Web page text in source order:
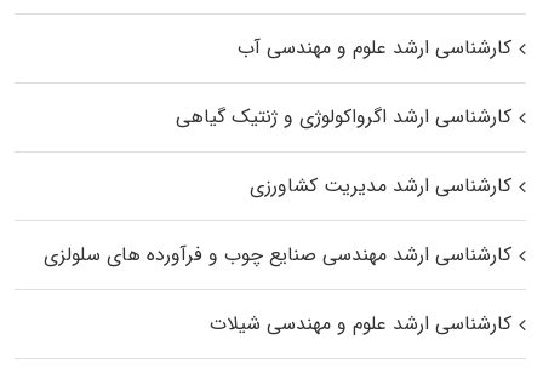
کارشناسی ارشد علوم و مهندسی آب
کارشناسی ارشد اگرواکولوژی و ژنتیک گیاهی
کارشناسی ارشد مدیریت کشاورزی
کارشناسی ارشد مهندسی صنایع چوب و فرآورده‌ های سلولزی
کارشناسی ارشد علوم و مهندسی شیلات